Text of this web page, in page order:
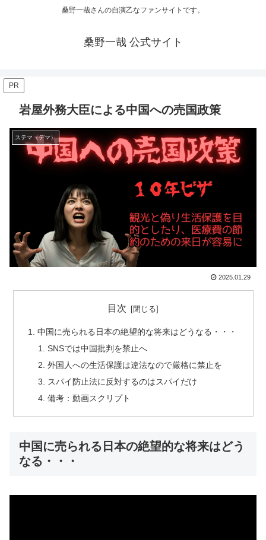
桑野一哉さんの自演乙なファンサイトです。
桑野一哉 公式サイト
PR
岩屋外務大臣による中国への売国政策
ステマ（デマ）
2025.01.29
目次
中国に売られる日本の絶望的な将来はどうなる・・・
SNSでは中国批判を禁止へ
外国人への生活保護は違法なので厳格に禁止を
スパイ防止法に反対するのはスパイだけ
備考：動画スクリプト
中国に売られる日本の絶望的な将来はどう
なる・・・